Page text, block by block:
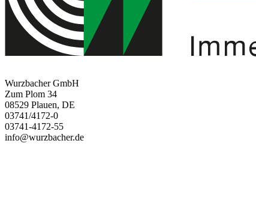
Wurzbacher GmbH
Zum Plom 34
08529 Plauen, DE
03741/4172-0
03741-4172-55
info@wurzbacher.de